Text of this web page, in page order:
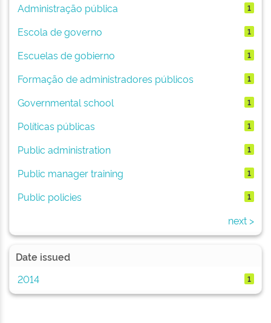
Administração pública 1
Escola de governo 1
Escuelas de gobierno 1
Formação de administradores públicos 1
Governmental school 1
Políticas públicas 1
Public administration 1
Public manager training 1
Public policies 1
next >
Date issued
2014
1